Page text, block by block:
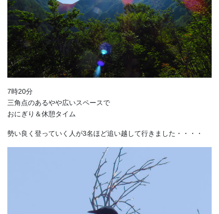
7時20分
三角点のあるやや広いスペースで
おにぎり＆休憩タイム
勢い良く登っていく人が3名ほど追い越して行きました・・・・